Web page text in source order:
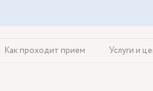
Как проходит прием Услуги и